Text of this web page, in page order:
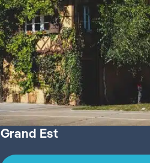
Grand Est